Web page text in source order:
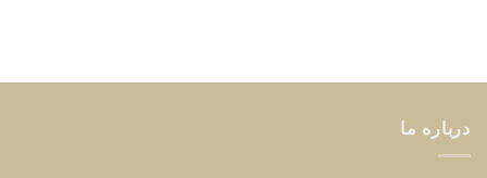
درباره ما